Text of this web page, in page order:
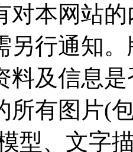
对本网站
另行通知
料及信息
所有图片(
型、文字